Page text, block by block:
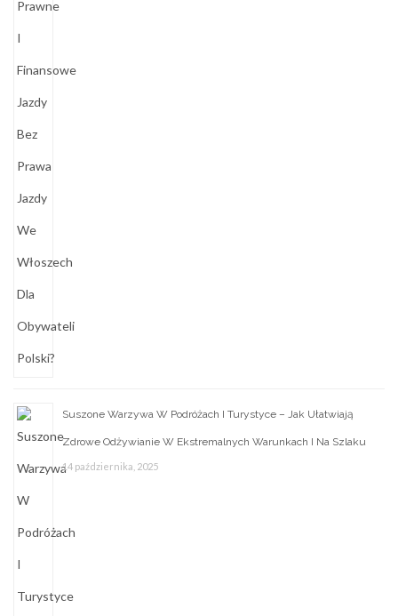
Suszone Warzywa W Podróżach I Turystyce – Jak Ułatwiają
Zdrowe Odżywianie W Ekstremalnych Warunkach I Na Szlaku
14 października, 2025